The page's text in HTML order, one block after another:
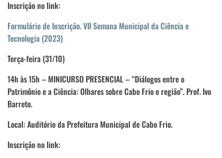
Inscrição no link:
Formulário de Inscrição. VII Semana Municipal da Ciência e
Tecnologia (2023)
Terça-feira (31/10)
14h às 15h – MINICURSO PRESENCIAL – “Diálogos entre o
Patrimônio e a Ciência: Olhares sobre Cabo Frio e região”. Prof. Ivo
Barreto.
Local: Auditório da Prefeitura Municipal de Cabo Frio.
Inscrição no link: